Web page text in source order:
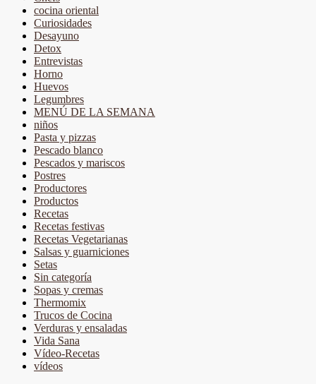
cocina oriental
Curiosidades
Desayuno
Detox
Entrevistas
Horno
Huevos
Legumbres
MENÚ DE LA SEMANA
niños
Pasta y pizzas
Pescado blanco
Pescados y mariscos
Postres
Productores
Productos
Recetas
Recetas festivas
Recetas Vegetarianas
Salsas y guarniciones
Setas
Sin categoría
Sopas y cremas
Thermomix
Trucos de Cocina
Verduras y ensaladas
Vida Sana
Vídeo-Recetas
vídeos